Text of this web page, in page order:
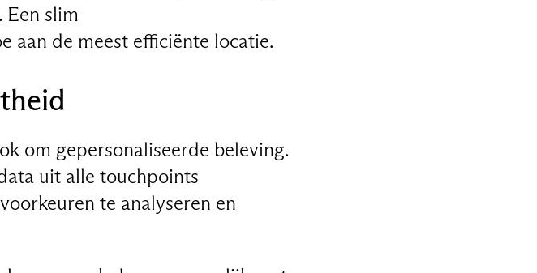
slim
aan de meest efficiënte locatie.
om gepersonaliseerde beleving.
uit alle touchpoints
te analyseren en